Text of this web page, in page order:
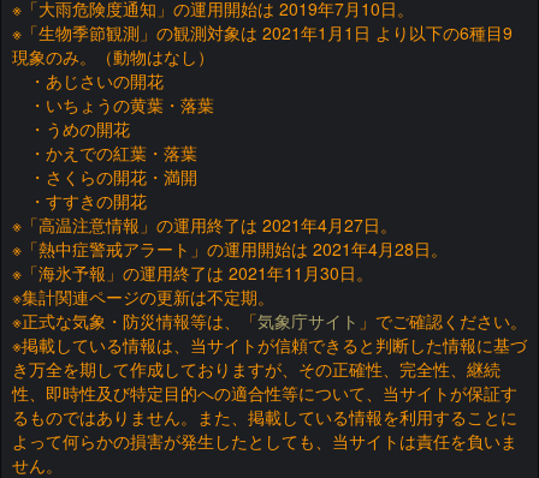
※「大雨危険度通知」の運用開始は 2019年7月10日。
※「生物季節観測」の観測対象は 2021年1月1日 より以下の6種目9
現象のみ。（動物はなし）
・あじさいの開花
・いちょうの黄葉・落葉
・うめの開花
・かえでの紅葉・落葉
・さくらの開花・満開
・すすきの開花
※「高温注意情報」の運用終了は 2021年4月27日。
※「熱中症警戒アラート」の運用開始は 2021年4月28日。
※「海氷予報」の運用終了は 2021年11月30日。
※集計関連ページの更新は不定期。
※正式な気象・防災情報等は、「気象庁サイト 」でご確認ください。
※掲載している情報は、当サイトが信頼できると判断した情報に基づ
き万全を期して作成しておりますが、その正確性、完全性、継続
性、即時性及び特定目的への適合性等について、当サイトが保証す
るものではありません。また、掲載している情報を利用することに
よって何らかの損害が発生したとしても、当サイトは責任を負いま
せん。